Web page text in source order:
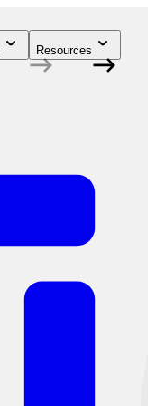
Resources